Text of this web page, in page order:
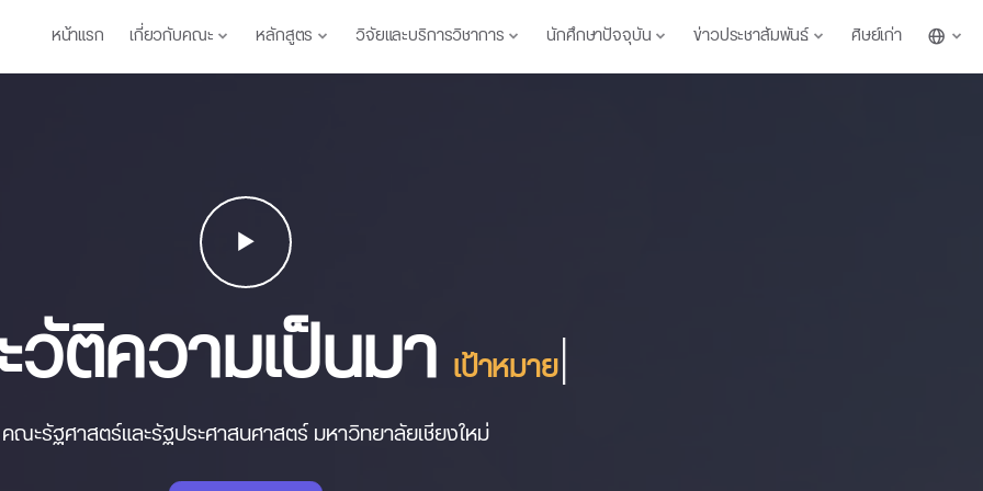
หน้าแรก เกี่ยวกับคณะ หลักสูตร วิจัยและบริการวิชาการ นักศึกษาปัจจุบัน ข่าวประชาสัมพันธ์ ศิษย์เก่า
วัติความเป็นมาพันธกิจ|
คณะรัฐศาสตร์และรัฐประศาสนศาสตร์ มหาวิทยาลัยเชียงใหม่